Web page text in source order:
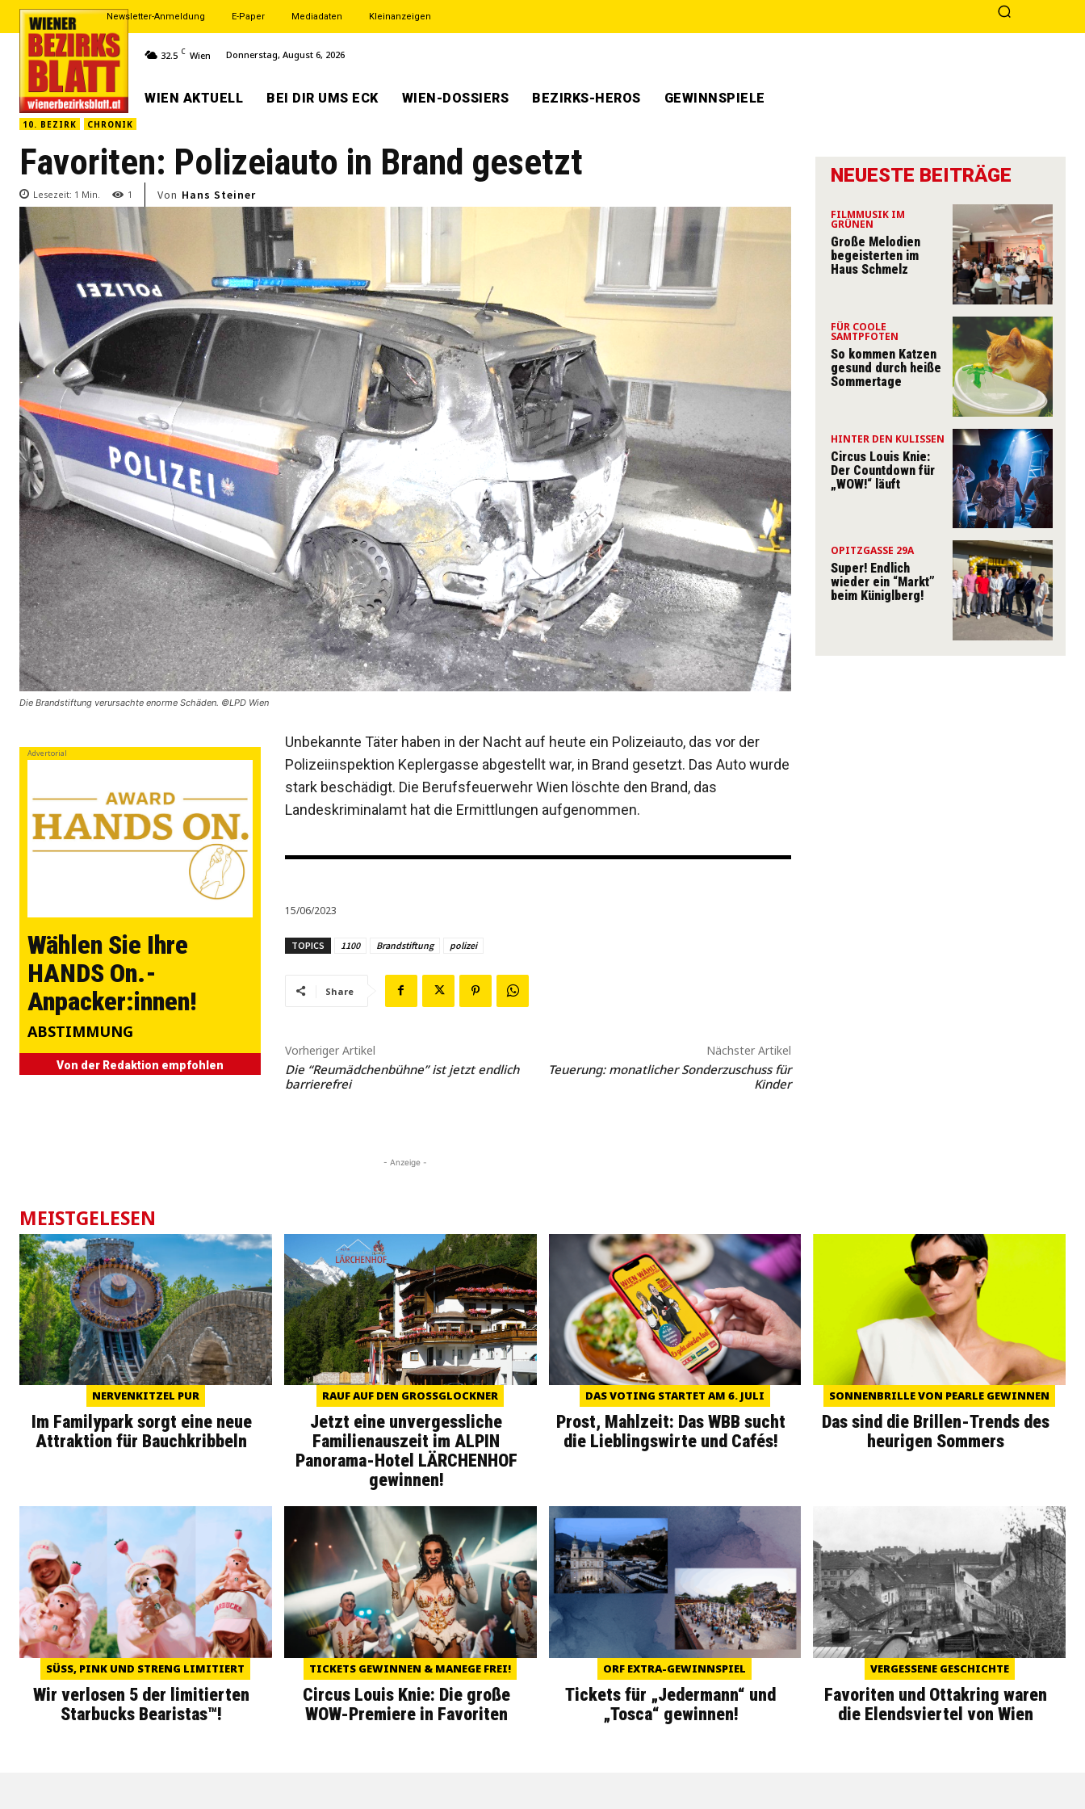
Newsletter-Anmeldung E-Paper Mediadaten Kleinanzeigen
32.5 C Wien Donnerstag, August 6, 2026
WIEN AKTUELL BEI DIR UMS ECK WIEN-DOSSIERS BEZIRKS-HEROS GEWINNSPIELE
10. BEZIRK CHRONIK
Favoriten: Polizeiauto in Brand gesetzt
Lesezeit: 1 Min. 1 Von Hans Steiner
Die Brandstiftung verursachte enorme Schäden. ©LPD Wien
Advertorial
Wählen Sie Ihre
HANDS On.-
Anpacker:innen!
ABSTIMMUNG
Von der Redaktion empfohlen
Unbekannte Täter haben in der Nacht auf heute ein Polizeiauto, das vor der
Polizeiinspektion Keplergasse abgestellt war, in Brand gesetzt. Das Auto wurde
stark beschädigt. Die Berufsfeuerwehr Wien löschte den Brand, das
Landeskriminalamt hat die Ermittlungen aufgenommen.
15/06/2023
TOPICS 1100 Brandstiftung polizei
Share
Vorheriger Artikel
Die “Reumädchenbühne” ist jetzt endlich
barrierefrei
Nächster Artikel
Teuerung: monatlicher Sonderzuschuss für
Kinder
- Anzeige -
NEUESTE BEITRÄGE
FILMMUSIK IM
GRÜNEN
Große Melodien
begeisterten im
Haus Schmelz
FÜR COOLE
SAMTPFOTEN
So kommen Katzen
gesund durch heiße
Sommertage
HINTER DEN KULISSEN
Circus Louis Knie:
Der Countdown für
„WOW!“ läuft
OPITZGASSE 29A
Super! Endlich
wieder ein “Markt”
beim Küniglberg!
MEISTGELESEN
NERVENKITZEL PUR
Im Familypark sorgt eine neue
Attraktion für Bauchkribbeln
RAUF AUF DEN GROSSGLOCKNER
Jetzt eine unvergessliche
Familienauszeit im ALPIN
Panorama-Hotel LÄRCHENHOF
gewinnen!
DAS VOTING STARTET AM 6. JULI
Prost, Mahlzeit: Das WBB sucht
die Lieblingswirte und Cafés!
SONNENBRILLE VON PEARLE GEWINNEN
Das sind die Brillen-Trends des
heurigen Sommers
SÜSS, PINK UND STRENG LIMITIERT
Wir verlosen 5 der limitierten
Starbucks Bearistas™!
TICKETS GEWINNEN & MANEGE FREI!
Circus Louis Knie: Die große
WOW-Premiere in Favoriten
ORF EXTRA-GEWINNSPIEL
Tickets für „Jedermann“ und
„Tosca“ gewinnen!
VERGESSENE GESCHICHTE
Favoriten und Ottakring waren
die Elendsviertel von Wien